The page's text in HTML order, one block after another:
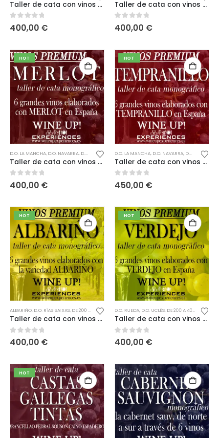
Taller de cata con vinos PREMIUM MAZUELO (CARIÑENA – SAMSÓ)
0out of 5
400,00 €
Taller de cata con vinos PREMIUM MENCÍA
0out of 5
400,00 €
HOT
D.O. LA MANCHA, D.O. NAVARRA, D.O. PENEDÉS D.O. SOMONTANO, DE 200 A 400€ ,DESCORCHE
Taller de cata con vinos PREMIUM MERLOT
0out of 5
400,00 €
HOT
D.O. LA MANCHA, D.O. NAVARRA, D.O. PENEDÉS
Taller de cata con vinos PREMIUM TEMPRANILLO
0out of 5
450,00 €
HOT
ALBARIÑO, D.O. RÍAS BAIXAS, DE 200 A 400€ DESCORCHE,VINO BLANCO ,VINOS PREMIUM
Taller de cata con vinos premium variedad ALBARIÑO
0out of 5
400,00 €
HOT
D.O. RUEDA, D.O. UCLÉS, DE 200 A 400€ ,
Taller de cata con vinos premium variedad VERDEJO
0out of 5
400,00 €
HOT